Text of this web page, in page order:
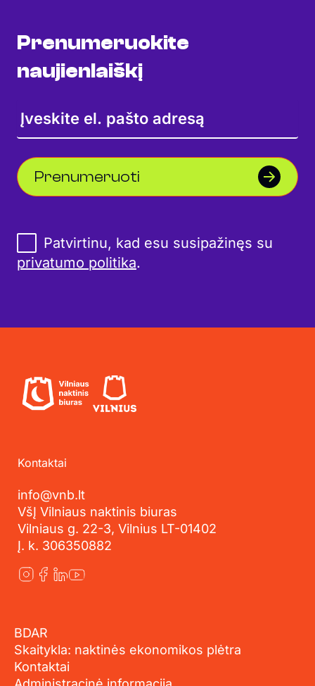
Prenumeruokite
naujienlaiškį
Prenumeruoti
Patvirtinu, kad esu susipažinęs su
privatumo politika.
Kontaktai
info@vnb.lt
VšĮ Vilniaus naktinis biuras
Vilniaus g. 22-3, Vilnius LT-01402
Į. k. 306350882
BDAR
Skaitykla: naktinės ekonomikos plėtra
Kontaktai